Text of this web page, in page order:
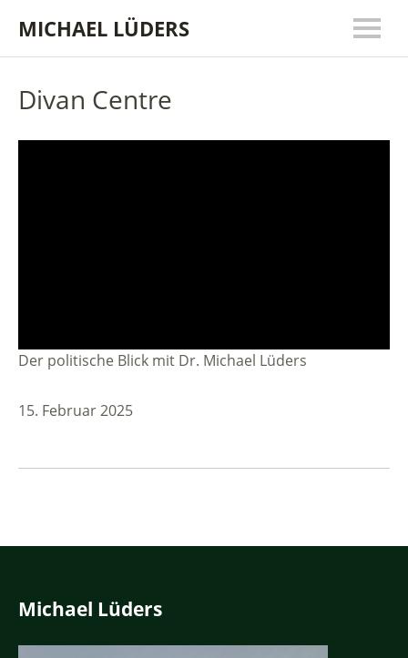
MICHAEL LÜDERS
Divan Centre
Der politische Blick mit Dr. Michael Lüders
15. Februar 2025
Michael Lüders